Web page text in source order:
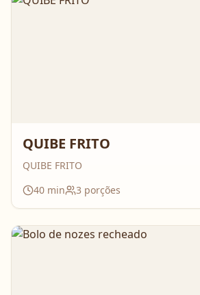
QUIBE FRITO
QUIBE FRITO
40 min 3 porções